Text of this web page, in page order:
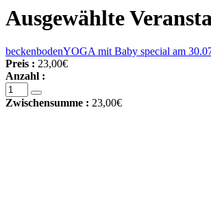
Ausgewählte
beckenbodenYOGA mit Baby special am
Preis : 23,00€
Anzahl :
Zwischensumme : 23,00€